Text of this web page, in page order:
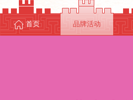
首页 品牌活动